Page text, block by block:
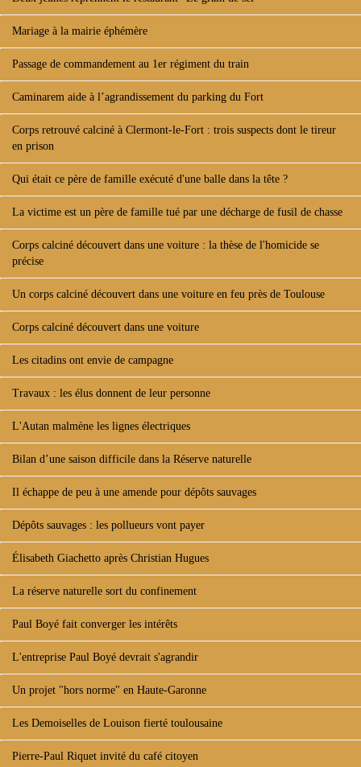
Mariage à la mairie éphémère
Passage de commandement au 1er régiment du train
Caminarem aide à l’agrandissement du parking du Fort
Corps retrouvé calciné à Clermont-le-Fort : trois suspects dont le tireur
en prison
Qui était ce père de famille exécuté d'une balle dans la tête ?
La victime est un père de famille tué par une décharge de fusil de chasse
Corps calciné découvert dans une voiture : la thèse de l'homicide se
précise
Un corps calciné découvert dans une voiture en feu près de Toulouse
Corps calciné découvert dans une voiture
Les citadins ont envie de campagne
Travaux : les élus donnent de leur personne
L'Autan malmène les lignes électriques
Bilan d’une saison difficile dans la Réserve naturelle
Il échappe de peu à une amende pour dépôts sauvages
Dépôts sauvages : les pollueurs vont payer
Élisabeth Giachetto après Christian Hugues
La réserve naturelle sort du confinement
Paul Boyé fait converger les intérêts
L'entreprise Paul Boyé devrait s'agrandir
Un projet "hors norme" en Haute-Garonne
Les Demoiselles de Louison fierté toulousaine
Pierre-Paul Riquet invité du café citoyen